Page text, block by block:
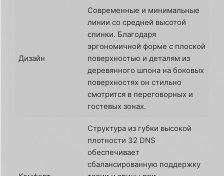
Дизайн
Современные и минимальные
линии со средней высотой
спинки. Благодаря
эргономичной форме с плоской
поверхностью и деталям из
деревянного шпона на боковых
поверхностях он стильно
смотрится в переговорных и
гостевых зонах.
Структура из губки высокой
плотности 32 DNS
обеспечивает
сбалансированную поддержку